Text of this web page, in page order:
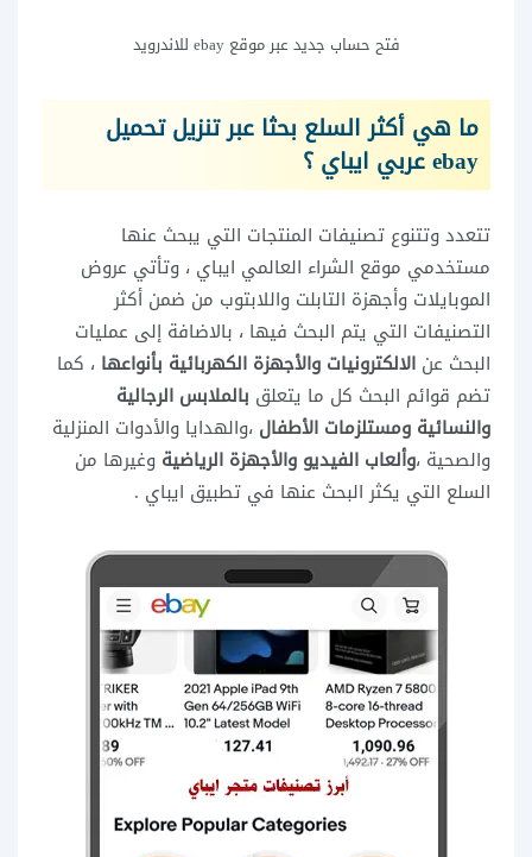
فتح حساب جديد عبر موقع ebay للاندرويد
ما هي أكثر السلع بحثا عبر تنزيل تحميل
ebay عربي ايباي ؟
تتعدد وتتنوع تصنيفات المنتجات التي يبحث عنها
مستخدمي موقع الشراء العالمي ايباي ، وتأتي عروض
الموبايلات وأجهزة التابلت واللابتوب من ضمن أكثر
التصنيفات التي يتم البحث فيها ، بالاضافة إلى عمليات
البحث عن الالكترونيات والأجهزة الكهربائية بأنواعها ، كما
تضم قوائم البحث كل ما يتعلق بالملابس الرجالية
والنسائية ومستلزمات الأطفال ،والهدايا والأدوات المنزلية
والصحية ،وألعاب الفيديو والأجهزة الرياضية وغيرها من
السلع التي يكثر البحث عنها في تطبيق ايباي .